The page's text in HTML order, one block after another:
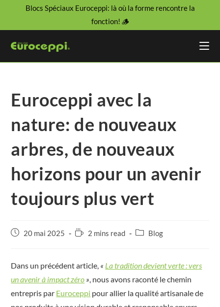
Blocs Spéciaux Euroceppi: là où la forme rencontre la
fonction! 🪵
Euroceppi avec la
nature: de nouveaux
arbres, de nouveaux
horizons pour un avenir
toujours plus vert
20 mai 2025 2 mins read Blog
Dans un précédent article, « La tradition devient verte : vers
un avenir à impact zéro », nous avons raconté le chemin
entrepris par Euroceppi pour allier la qualité artisanale de